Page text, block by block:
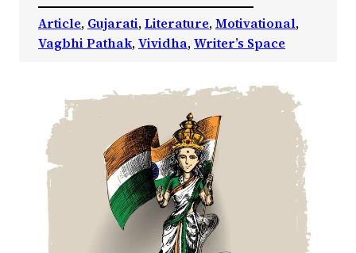
Article, Gujarati, Literature, Motivational
Vagbhi Pathak, Vividha, Writer’s Space